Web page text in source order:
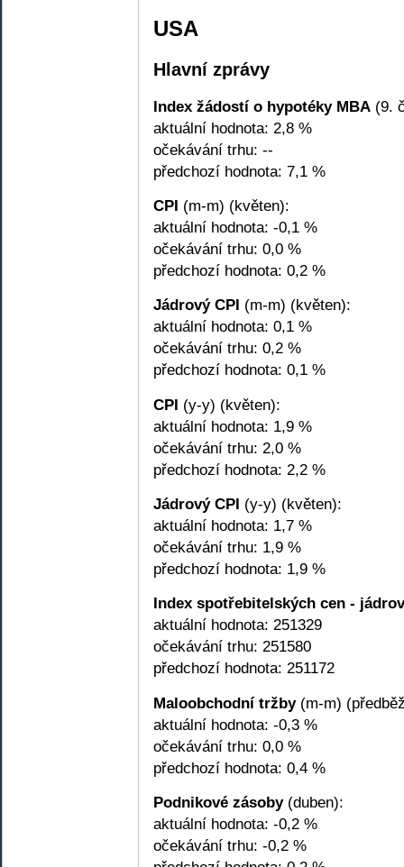
USA
Hlavní zprávy
Index žádostí o hypotéky MBA (9.
aktuální hodnota: 2,8 %
očekávání trhu: --
předchozí hodnota: 7,1 %
CPI (m-m) (květen):
aktuální hodnota: -0,1 %
očekávání trhu: 0,0 %
předchozí hodnota: 0,2 %
Jádrový CPI (m-m) (květen):
aktuální hodnota: 0,1 %
očekávání trhu: 0,2 %
předchozí hodnota: 0,1 %
CPI (y-y) (květen):
aktuální hodnota: 1,9 %
očekávání trhu: 2,0 %
předchozí hodnota: 2,2 %
Jádrový CPI (y-y) (květen):
aktuální hodnota: 1,7 %
očekávání trhu: 1,9 %
předchozí hodnota: 1,9 %
Index spotřebitelských cen -
aktuální hodnota: 251329
očekávání trhu: 251580
předchozí hodnota: 251172
Maloobchodní tržby(m-m)
aktuální hodnota: -0,3 %
očekávání trhu: 0,0 %
předchozí hodnota: 0,4 %
Podnikové zásoby(duben):
aktuální hodnota: -0,2 %
očekávání trhu: -0,2 %